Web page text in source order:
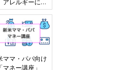
いて
ママ・パパ向け
「マネー講座」